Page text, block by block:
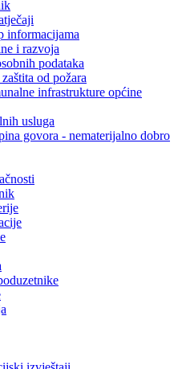
informacijama
i razvoja
podataka
od požara
infrastrukture općine
usluga
govora - nematerijalno dobro